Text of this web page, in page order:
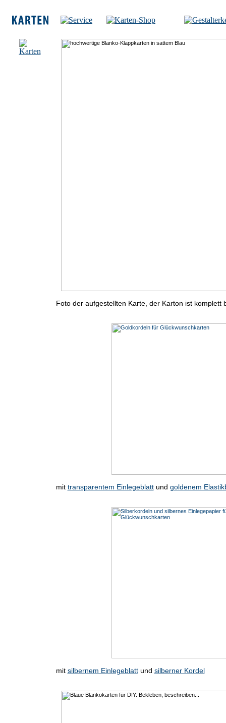
Foto der aufgestellten Karte, der Karton ist komplett
mit transparentem Einlegeblattund goldenem
mit silbernem Einlegeblattund silberner Kordel